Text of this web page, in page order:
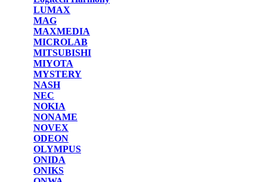
LUMAX
MAG
MAXMEDIA
MICROLAB
MITSUBISHI
MIYOTA
MYSTERY
NASH
NEC
NOKIA
NONAME
NOVEX
ODEON
OLYMPUS
ONIDA
ONIKS